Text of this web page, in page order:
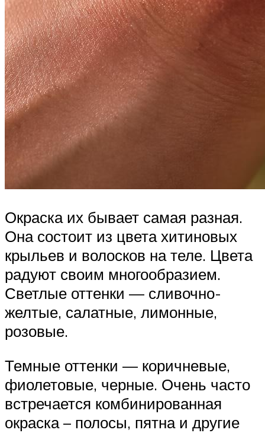
Окраска их бывает самая разная.
Она состоит из цвета хитиновых
крыльев и волосков на теле. Цвета
радуют своим многообразием.
Светлые оттенки — сливочно-
желтые, салатные, лимонные,
розовые.
Темные оттенки — коричневые,
фиолетовые, черные. Очень часто
встречается комбинированная
окраска – полосы, пятна и другие